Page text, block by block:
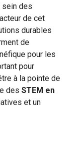
sein des
de cet
durables
de
pour les
pour
à la pointe de
des STEM en
et un